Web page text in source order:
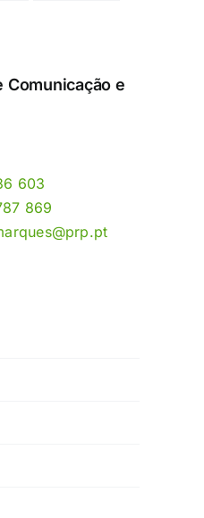
Comunicação e
603
869